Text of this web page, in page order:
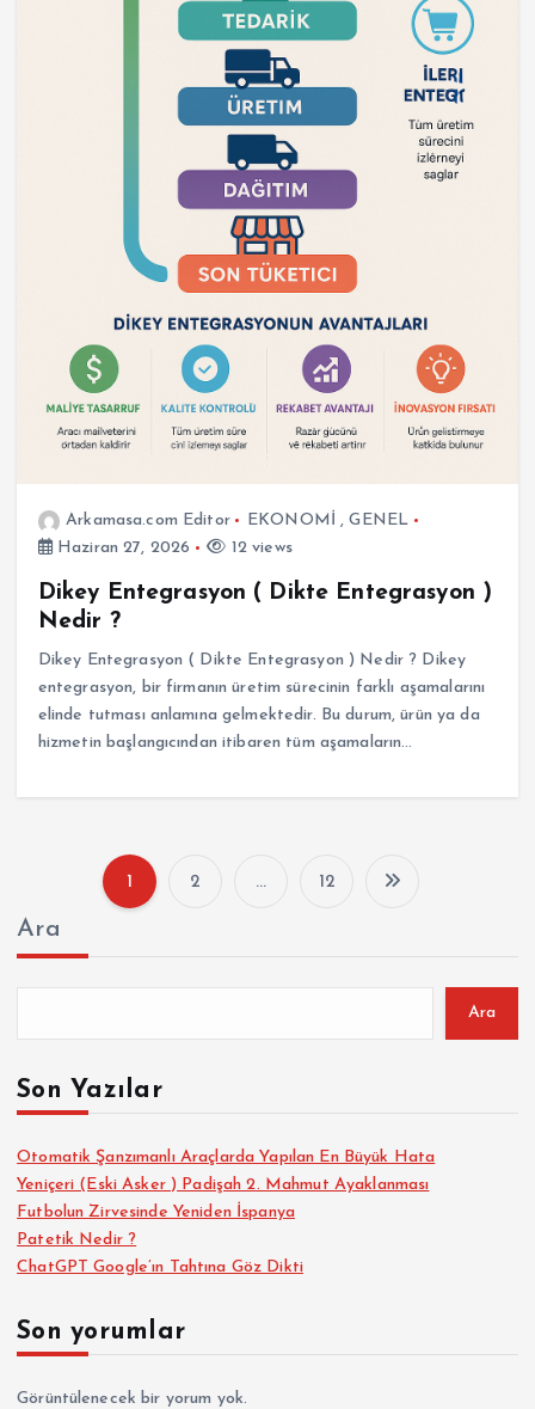
Arkamasa.com Editor EKONOMİ ,GENEL
Haziran 27, 2026
12 views
Dikey Entegrasyon ( Dikte Entegrasyon )
Nedir ?
Dikey Entegrasyon ( Dikte Entegrasyon ) Nedir ? Dikey
entegrasyon, bir firmanın üretim sürecinin farklı aşamalarını
elinde tutması anlamına gelmektedir. Bu durum, ürün ya da
hizmetin başlangıcından itibaren tüm aşamaların…
s
a
y
1 2 … 12
Ara
Ara
Son Yazılar
Otomatik Şanzımanlı Araçlarda Yapılan En Büyük Hata
Yeniçeri (Eski Asker ) Padişah 2. Mahmut Ayaklanması
Futbolun Zirvesinde Yeniden İspanya
Patetik Nedir ?
ChatGPT Google’ın Tahtına Göz Dikti
Son yorumlar
Görüntülenecek bir yorum yok.